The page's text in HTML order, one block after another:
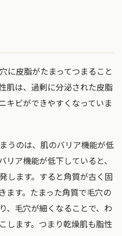
に皮脂がたまってつまること
肌は、過剰に分泌された皮脂
キビができやすくなっていま
うのは、肌のバリア機能が低
ア機能が低下していると、
します。すると角質が古く固
ます。たまった角質で毛穴の
、毛穴が細くなることで、わ
します。つまり乾燥肌も脂性